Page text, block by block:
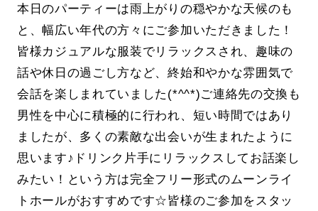
本日のパーティーは雨上がりの穏やかな天候のも
と、幅広い年代の方々にご参加いただきました！
皆様カジュアルな服装でリラックスされ、趣味の
話や休日の過ごし方など、終始和やかな雰囲気で
会話を楽しまれていました(*^^*)ご連絡先の交換も
男性を中心に積極的に行われ、短い時間ではあり
ましたが、多くの素敵な出会いが生まれたように
思います♪ドリンク片手にリラックスしてお話楽し
みたい！という方は完全フリー形式のムーンライ
トホールがおすすめです☆皆様のご参加をスタッ